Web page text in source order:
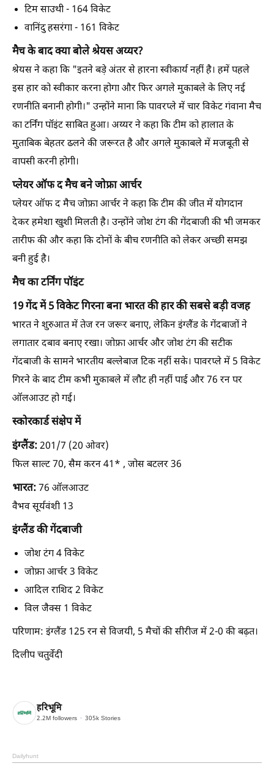
टिम साउथी - 164 विकेट
वानिंदु हसरंगा - 161 विकेट
मैच के बाद क्या बोले श्रेयस अय्यर?
श्रेयस ने कहा कि "इतने बड़े अंतर से हारना स्वीकार्य नहीं है। हमें पहले
इस हार को स्वीकार करना होगा और फिर अगले मुकाबले के लिए नई
रणनीति बनानी होगी।" उन्होंने माना कि पावरप्ले में चार विकेट गंवाना मैच
का टर्निंग पॉइंट साबित हुआ। अय्यर ने कहा कि टीम को हालात के
मुताबिक बेहतर ढलने की जरूरत है और अगले मुकाबले में मजबूती से
वापसी करनी होगी।
प्लेयर ऑफ द मैच बने जोफ्रा आर्चर
प्लेयर ऑफ द मैच जोफ्रा आर्चर ने कहा कि टीम की जीत में योगदान
देकर हमेशा खुशी मिलती है। उन्होंने जोश टंग की गेंदबाजी की भी जमकर
तारीफ की और कहा कि दोनों के बीच रणनीति को लेकर अच्छी समझ
बनी हुई है।
मैच का टर्निंग पॉइंट
19 गेंद में 5 विकेट गिरना बना भारत की हार की सबसे बड़ी वजह
भारत ने शुरुआत में तेज रन जरूर बनाए, लेकिन इंग्लैंड के गेंदबाजों ने
लगातार दबाव बनाए रखा। जोफ्रा आर्चर और जोश टंग की सटीक
गेंदबाजी के सामने भारतीय बल्लेबाज टिक नहीं सके। पावरप्ले में 5 विकेट
गिरने के बाद टीम कभी मुकाबले में लौट ही नहीं पाई और 76 रन पर
ऑलआउट हो गई।
स्कोरकार्ड संक्षेप में
इंग्लैंड:201/7 (20 ओवर)
फिल साल्ट 70, सैम करन 41* , जोस बटलर 36
भारत:76 ऑलआउट
वैभव सूर्यवंशी 13
इंग्लैंड की गेंदबाजी
जोश टंग 4 विकेट
जोफ्रा आर्चर 3 विकेट
आदिल राशिद 2 विकेट
विल जैक्स 1 विकेट
परिणाम: इंग्लैंड 125 रन से विजयी, 5 मैचों की सीरीज में 2-0 की बढ़त।
दिलीप चतुर्वेदी
हरिभूमि
2.2M followers 305k Stories
Dailyhunt